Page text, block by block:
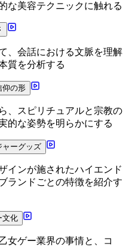
な美容テクニックに触れる
、会話における文脈を理解
質を分析する
仰の形
、スピリチュアルと宗教の
的な姿勢を明らかにする
ャーグッズ
インが施されたハイエンド
ランドごとの特徴を紹介す
文化
女ゲー業界の事情と、コ